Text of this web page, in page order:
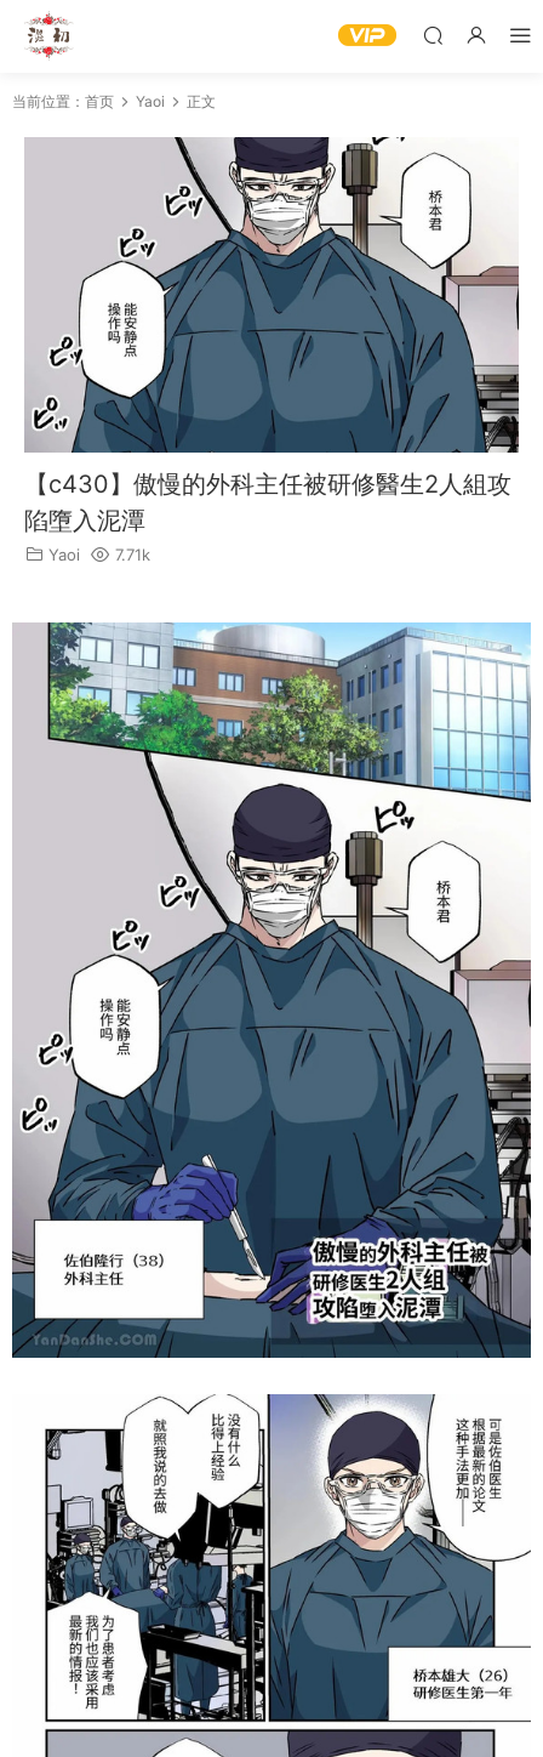
当前位置： 首页 Yaoi 正文
【c430】傲慢的外科主任被研修醫生2人組攻
陷墮入泥潭
Yaoi 7.71k